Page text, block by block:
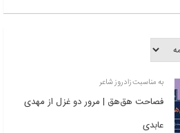
به مناسبت زادروز شاعر
فصاحت هق‌هق | مرور دو غزل از مهدی
عابدی